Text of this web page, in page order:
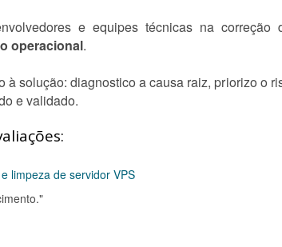
e equipes técnicas na
operacional.
à solução: diagnostico a causa raiz, priorizo o
e validado.
limpeza de servidor VPS